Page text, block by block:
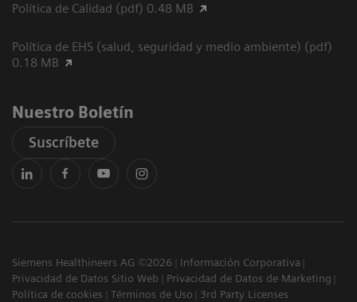
Política de Calidad (pdf) 0.48 MB
Política de EHS (salud, seguridad y medio ambiente) (pdf)
0.18 MB
Nuestro Boletín
Suscríbete
Siemens Healthineers AG ©2026
Información Corporativa
Privacidad de Datos Sitio Web
Privacidad de Datos de Marketing
Política de cookies
Términos de Uso 3rd Party Licenses